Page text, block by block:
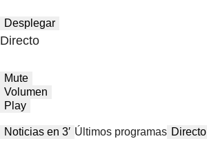
Desplegar
Directo
Mute
Volumen
Play
Noticias en 3′ Últimos programas Directo